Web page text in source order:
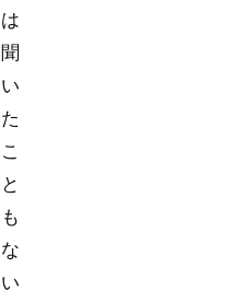
は
聞
い
た
こ
と
も
な
い